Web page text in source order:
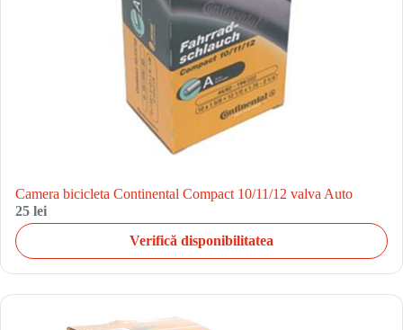
Camera bicicleta Continental Compact 10/11/12 valva Auto
25 lei
Verifică disponibilitatea